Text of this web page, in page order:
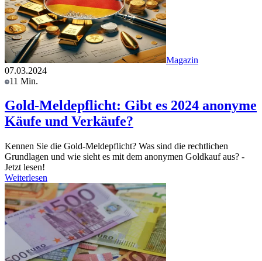
Magazin
07.03.2024
11 Min.
Gold-Meldepflicht: Gibt es 2024 anonyme
Käufe und Verkäufe?
Kennen Sie die Gold-Meldepflicht? Was sind die rechtlichen
Grundlagen und wie sieht es mit dem anonymen Goldkauf aus? -
Jetzt lesen!
Weiterlesen